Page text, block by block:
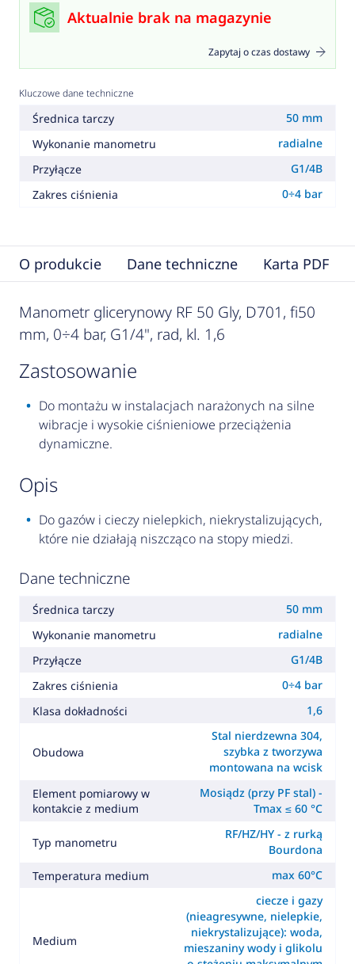
Aktualnie brak na magazynie
Zapytaj o czas dostawy
Kluczowe dane techniczne
Średnica tarczy
50 mm
Wykonanie manometru
radialne
Przyłącze
G1/4B
Zakres ciśnienia
0÷4 bar
O produkcie Dane techniczne Karta PDF
Manometr glicerynowy RF 50 Gly, D701, fi50
mm, 0÷4 bar, G1/4", rad, kl. 1,6
zastosowanie
Do montażu w instalacjach narażonych na silne
wibracje i wysokie ciśnieniowe przeciążenia
dynamiczne.
opis
Do gazów i cieczy nielepkich, niekrystalizujących,
które nie działają niszcząco na stopy miedzi.
Dane techniczne
Średnica tarczy
50 mm
Wykonanie manometru
radialne
Przyłącze
G1/4B
Zakres ciśnienia
0÷4 bar
Klasa dokładności
1,6
Obudowa
Stal nierdzewna 304,
szybka z tworzywa
montowana na wcisk
Element pomiarowy w
kontakcie z medium
Mosiądz (przy PF stal) -
Tmax ≤ 60 °C
Typ manometru
RF/HZ/HY - z rurką
Bourdona
Temperatura medium
max 60°C
Medium
ciecze i gazy
(nieagresywne, nielepkie,
niekrystalizujące): woda,
mieszaniny wody i glikolu